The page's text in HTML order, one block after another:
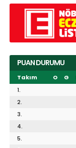
PUAN DURUMU
Takım O G
1.
2.
3.
4.
5.